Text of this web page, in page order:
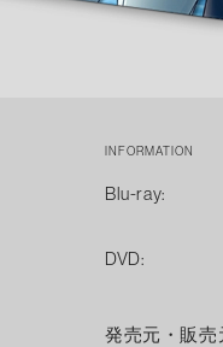
INFORMATION
Blu-ray:
DVD:
発売元・販売